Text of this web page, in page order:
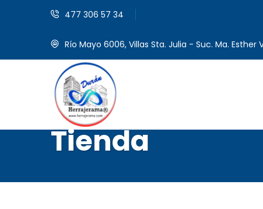
477 306 57 34
Río Mayo 6006, Villas Sta. Julia - Suc. Ma. Esther
Tienda